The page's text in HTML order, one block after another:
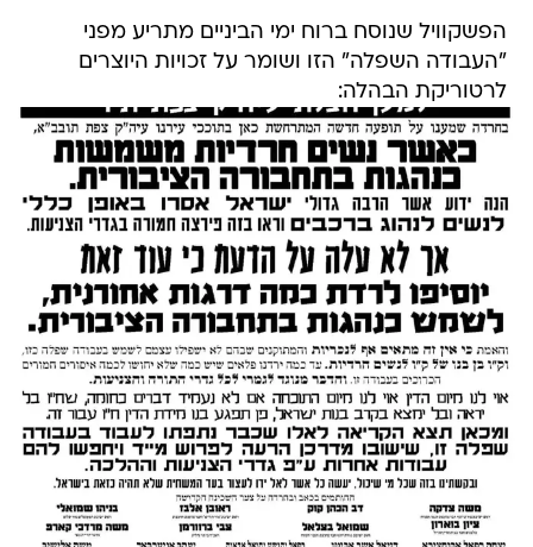
הפשקוויל שנוסח ברוח ימי הביניים מתריע מפני
"העבודה השפלה" הזו ושומר על זכויות היוצרים
לרטוריקת הבהלה: